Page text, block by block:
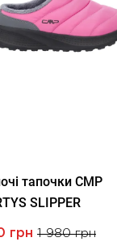
тапочки CMP
SLIPPER
грн 1 980 грн